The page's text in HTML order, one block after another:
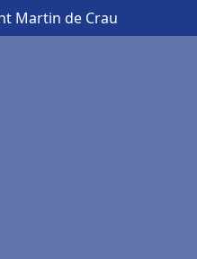
Martin de Crau